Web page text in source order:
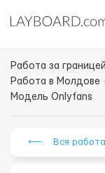
Работа за границей
Работа в Молдове
Модель Onlyfans
⟵ Вся работа